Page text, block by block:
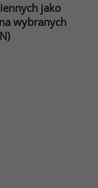
jako
wybranych